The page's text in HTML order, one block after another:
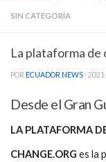
SIN CATEGORÍA
La plataforma de
POR ECUADOR NEWS ·
Desde el Gran
LA PLATAFORMA
CHANGE.ORG es la